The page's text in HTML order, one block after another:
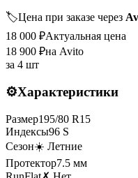
🏷️Цена при заказе через
18 000 ₽Актуальная цена
18 900 ₽на Avito
за 4 шт
⚙️Характеристики
Размер195/80 R15
Индексы96 S
Сезон☀️ Летние
Протектор7.5 мм